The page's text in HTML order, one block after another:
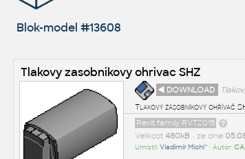
Blok-model #13608
Tlakovy zasobnikovy ohrivac SHZ
◄ DOWNLOAD
Tlakový zásobníkový ohřívač
Revit family RVT2015
Velikost 480kB• ze dne
Umístil:Vladimír Michl^ • Autor: